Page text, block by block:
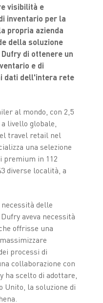
visibilità e
inventario per la
propria azienda
della soluzione
di ottenere un
e di
dati dell'intera rete
al mondo, con 2,5
livello globale,
travel retail nel
una selezione
premium in 112
diverse località, a
delle
aveva necessità
offrisse una
processi di
collaborazione con
ha scelto di adottare,
Unito, la soluzione di